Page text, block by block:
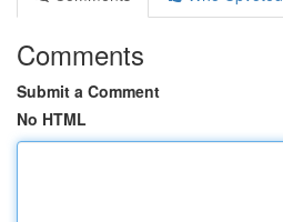
Comments
Submit a Comment
No HTML